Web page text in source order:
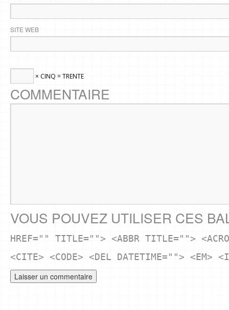
SITE WEB
× CINQ = TRENTE
COMMENTAIRE
VOUS POUVEZ UTILISER CES
HREF="" TITLE=""> <ABBR TITLE="">
<CITE> <CODE> <DEL DATETIME=""> <EM>